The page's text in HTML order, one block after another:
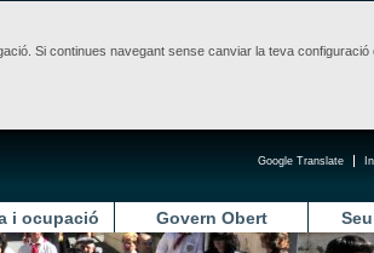
Si continues navegant sense canviar la teva
Google Translate
i ocupació Govern Obert